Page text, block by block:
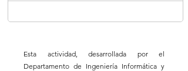
Esta actividad, desarrollada por el
Departamento de Ingeniería Informática y